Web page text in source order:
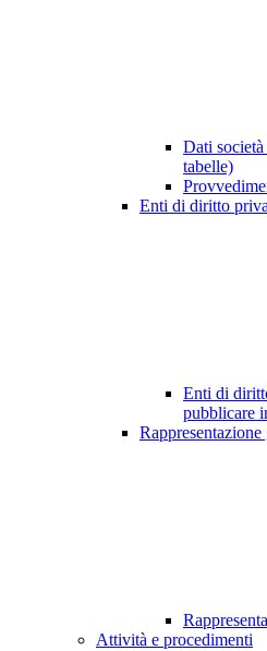
Dati
tabelle)
Enti di diritto
Enti di
pubblicare
Rappresentazione
Attività e procedimenti